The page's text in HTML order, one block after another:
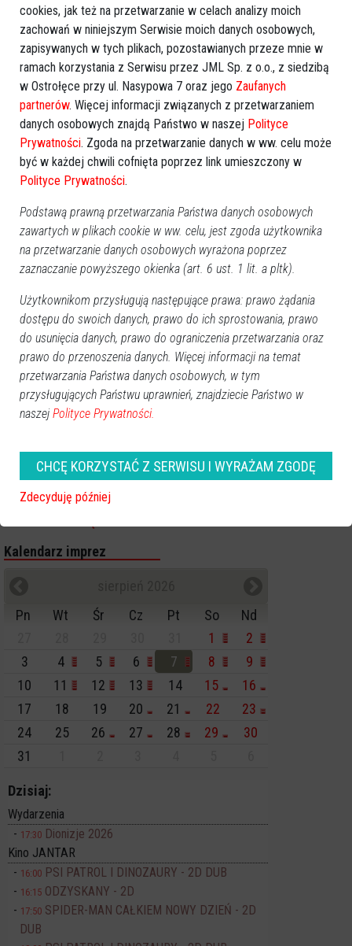
Kategorie
Ostrołęka
Powiat ostrołecki
Sport
Balujemy
Polska
Budujemy
Kościół i społeczeństwo
Kalendarz imprez
Pn
Wt Śr Cz Pt So
Nd
1
2
3
4 5 6 7 8
9
10
11 12 13 14 15
16
17
18 19 20 21 22
23
24
25 26 27 28 29
30
31
Dzisiaj:
Wydarzenia
17:30 Dionizje 2026
Kino JANTAR
16:00 PSI PATROL I DINOZAURY - 2D DUB
16:15 ODZYSKANY - 2D
17:50 SPIDER-MAN CAŁKIEM NOWY DZIEŃ - 2D
DUB
cookies, jak też na przetwarzanie w celach analizy moich
zachowań w niniejszym Serwisie moich danych osobowych,
zapisywanych w tych plikach, pozostawianych przeze mnie w
ramach korzystania z Serwisu przez JML Sp. z o.o., z siedzibą
w Ostrołęce przy ul. Nasypowa 7 oraz jego Zaufanych
partnerów. Więcej informacji związanych z przetwarzaniem
danych osobowych znajdą Państwo w naszej Polityce
Prywatności. Zgoda na przetwarzanie danych w ww. celu może
być w każdej chwili cofnięta poprzez link umieszczony w
Polityce Prywatności.
Podstawą prawną przetwarzania Państwa danych osobowych
zawartych w plikach cookie w ww. celu, jest zgoda użytkownika
na przetwarzanie danych osobowych wyrażona poprzez
zaznaczanie powyższego okienka (art. 6 ust. 1 lit. a pltk).
Użytkownikom przysługują następujące prawa: prawo żądania
dostępu do swoich danych, prawo do ich sprostowania, prawo
do usunięcia danych, prawo do ograniczenia przetwarzania oraz
prawo do przenoszenia danych. Więcej informacji na temat
przetwarzania Państwa danych osobowych, w tym
przysługujących Państwu uprawnień, znajdziecie Państwo w
naszej Polityce Prywatności.
CHCĘ KORZYSTAĆ Z SERWISU I WYRAŻAM ZGODĘ
Zdecyduję później